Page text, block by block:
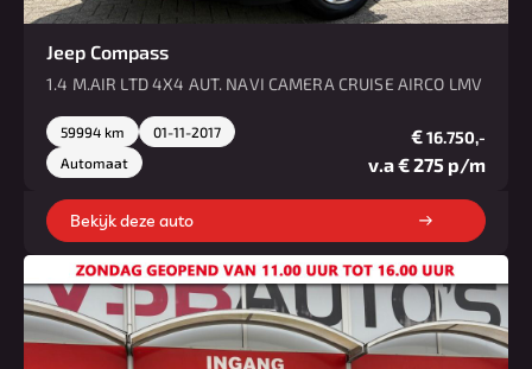
Jeep Compass
1.4 M.AIR LTD 4X4 AUT. NAVI CAMERA CRUISE AIRCO LMV
59994 km
01-11-2017
Automaat
€16.750,-
v.a € 275 p/m
Bekijk deze auto